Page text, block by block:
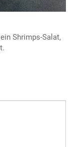
Shrimps-Salat,